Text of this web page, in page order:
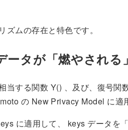
ズムの存在と特色です。
タが「燃やされる」
当する関数 Y() 、及び、復号関
の New Privacy Model に適
に適用して、 keys データを